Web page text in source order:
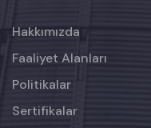
Hakkımızda
Faaliyet Alanları
Politikalar
Sertifikalar